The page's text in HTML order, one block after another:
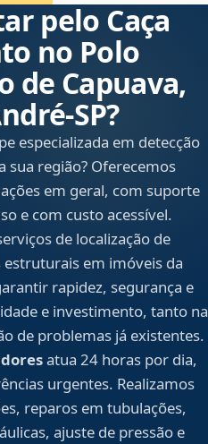
pelo Caça
no Polo
de Capuava,
especializada em detecção
sua região? Oferecemos
em geral, com suporte
e com custo acessível.
de localização de
em imóveis da
rapidez, segurança e
e investimento, tanto na
de problemas já existentes.
atua 24 horas por dia,
urgentes. Realizamos
reparos em tubulações,
ajuste de pressão e